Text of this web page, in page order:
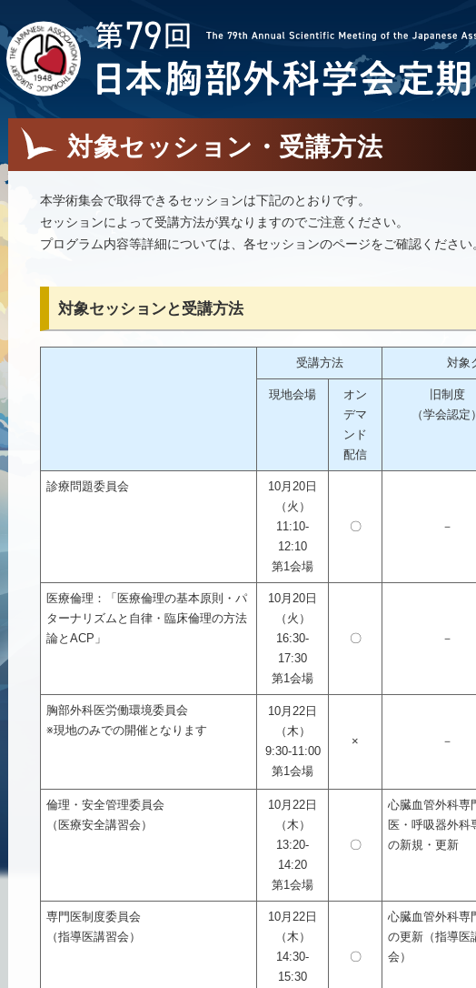
対象セッション・受講方法
本学術集会で取得できるセッションは下記のとおりです。
セッションによって受講方法が異なりますのでご注意ください。
プログラム内容等詳細については、各セッションのページをご確認ください
対象セッションと受講方法
受講方法 対象
現地会場
オン
デマ
ンド
配信
旧制度
（学会認定）
診療問題委員会
10月20日
（火）
11:10-
12:10
第1会場
〇 －
医療倫理：「医療倫理の基本原則・パ
ターナリズムと自律・臨床倫理の方法
論とACP」
10月20日
（火）
16:30-
17:30
第1会場
〇 －
胸部外科医労働環境委員会
※現地のみでの開催となります
10月22日
（木）
9:30-11:00
第1会場
× －
倫理・安全管理委員会
（医療安全講習会）
10月22日
（木）
13:20-
14:20
第1会場
〇
心臓血管外科専
医・呼吸器外科
の新規・更新
専門医制度委員会
（指導医講習会）
10月22日
（木）
14:30-
15:30
〇
心臓血管外科専
の更新（指導医
会）